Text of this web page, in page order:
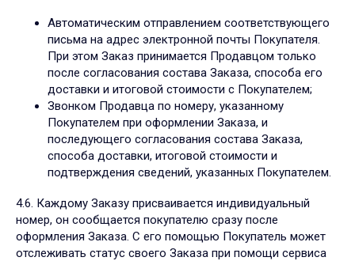
Автоматическим отправлением соответствующего
письма на адрес электронной почты Покупателя.
При этом Заказ принимается Продавцом только
после согласования состава Заказа, способа его
доставки и итоговой стоимости с Покупателем;
Звонком Продавца по номеру, указанному
Покупателем при оформлении Заказа, и
последующего согласования состава Заказа,
способа доставки, итоговой стоимости и
подтверждения сведений, указанных Покупателем.
4.6. Каждому Заказу присваивается индивидуальный
номер, он сообщается покупателю сразу после
оформления Заказа. С его помощью Покупатель может
отслеживать статус своего Заказа при помощи сервиса